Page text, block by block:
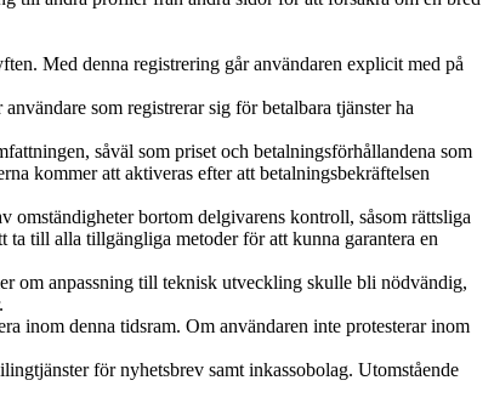
Med denna registrering går användaren explicit med på
som registrerar sig för betalbara tjänster ha
såväl som priset och betalningsförhållandena som
kommer att aktiveras efter att betalningsbekräftelsen
bortom delgivarens kontroll, såsom rättsliga
till alla tillgängliga metoder för att kunna garantera en
om anpassning till teknisk utveckling skulle bli nödvändig,
inom denna tidsram. Om användaren inte protesterar inom
för nyhetsbrev samt inkassobolag. Utomstående